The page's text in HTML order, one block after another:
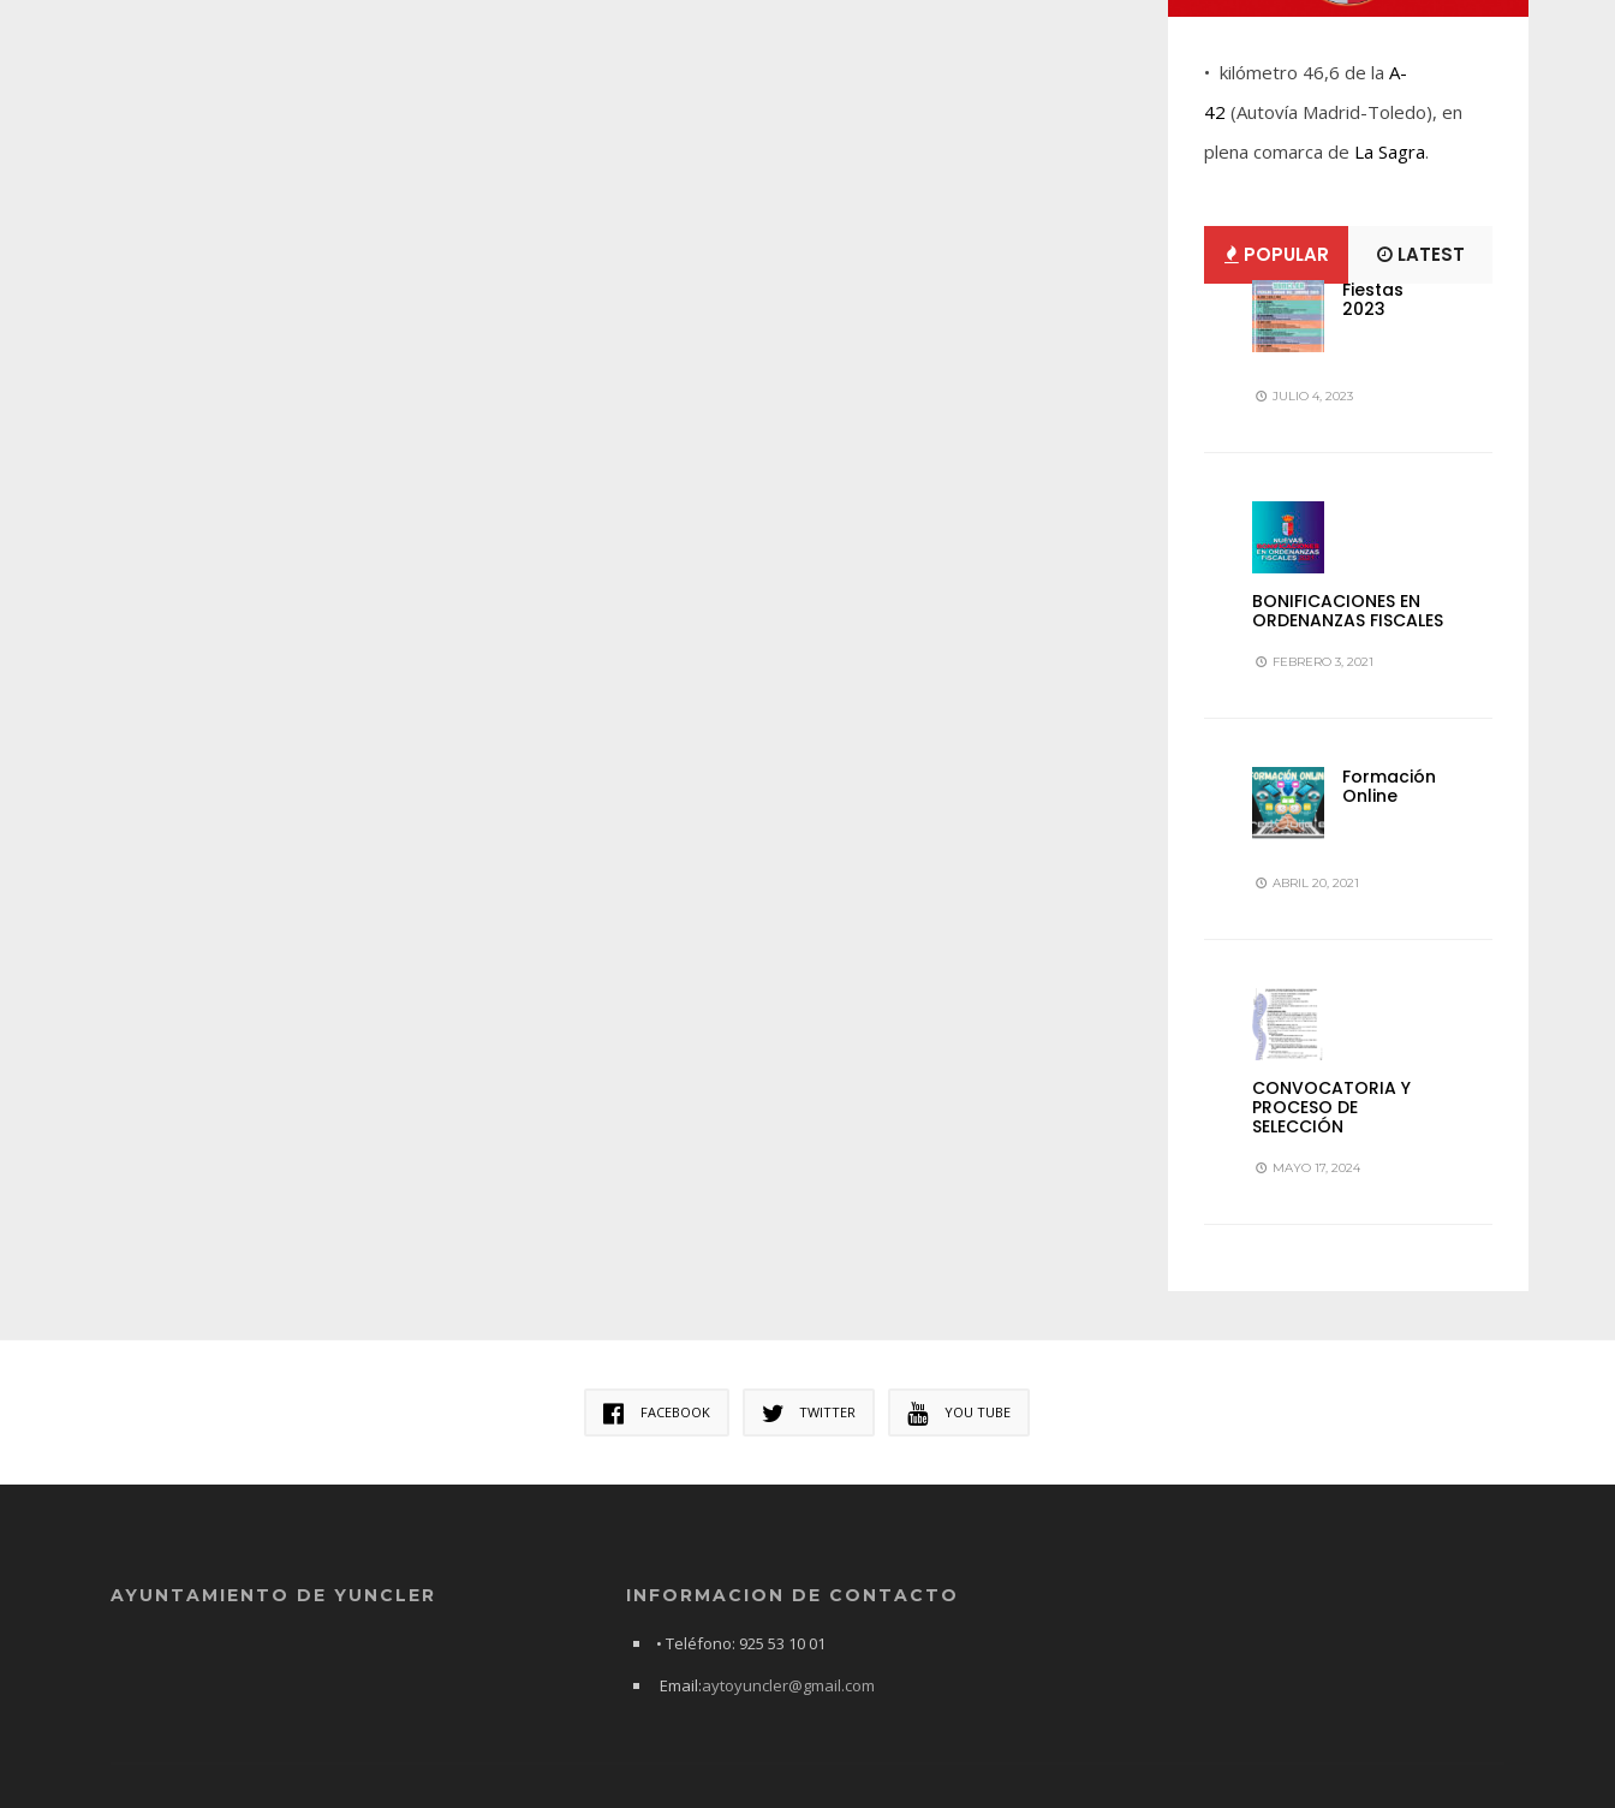
• kilómetro 46,6 de la A-
42 (Autovía Madrid-Toledo), en
plena comarca de La Sagra.
POPULAR LATEST
Fiestas
2023
JULIO 4, 2023
BONIFICACIONES EN
ORDENANZAS FISCALES
FEBRERO 3, 2021
Formación
Online
ABRIL 20, 2021
CONVOCATORIA Y
PROCESO DE
SELECCIÓN
MAYO 17, 2024
FACEBOOK TWITTER YOU TUBE
AYUNTAMIENTO DE YUNCLER INFORMACION DE CONTACTO
• Teléfono: 925 53 10 01
Email:aytoyuncler@gmail.com